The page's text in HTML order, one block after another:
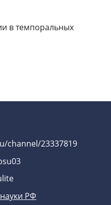
в темпоральных
channel/23337819
РФ